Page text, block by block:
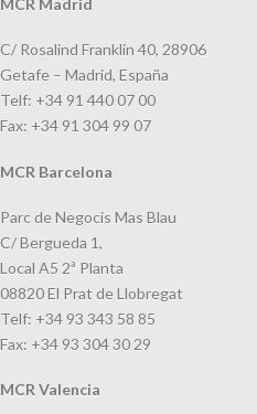
MCR Madrid
C/ Rosalind Franklin 40, 28906
Getafe – Madrid, España
Telf: +34 91 440 07 00
Fax: +34 91 304 99 07
MCR Barcelona
Parc de Negocis Mas Blau
C/ Bergueda 1,
Local A5 2ª Planta
08820 El Prat de Llobregat
Telf: +34 93 343 58 85
Fax: +34 93 304 30 29
MCR Valencia